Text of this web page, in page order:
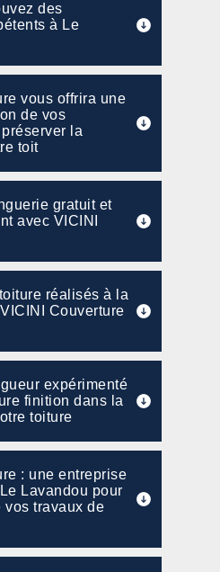
des
à Le
vous offrira une
de vos
la
toit
gratuit et
avec VICINI
réalisés à la
Couverture
expérimenté
finition dans la
toiture
: une entreprise
Lavandou pour
vos travaux de